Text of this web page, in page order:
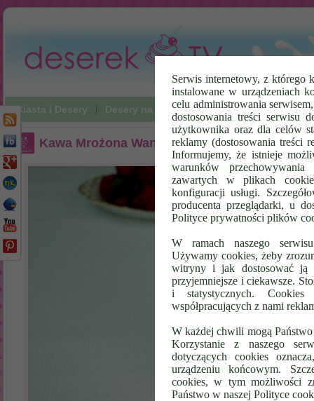
Serwis internetowy, z którego
instalowane w urządzeniach
celu administrowania
dostosowania treści serwisu
użytkownika oraz dla celów
reklamy (dostosowania treści
Informujemy, że istnieje
warunków
zawartych w plikach
konfiguracji usługi.
producenta przeglądarki, u
Polityce prywatności plików
W ramach naszego
Używamy cookies, żeby
witryny i jak dostosować ją
przyjemniejsze i ciekawsze.
i statystycznych.
współpracujących z nami
W każdej chwili mogą
Korzystanie z naszego
dotyczących cookies
urządzeniu końcowym.
cookies, w tym możliwości
Państwo w naszej Polityce
Ciasta i Desery Desery na zimno Napoje Poradniki
Kawa Mrożona Waniliowo-Truskawkowa